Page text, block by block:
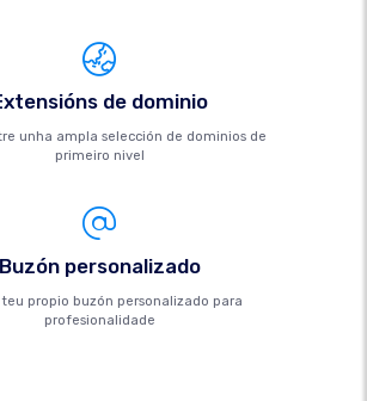
de dominio
unha ampla selección de dominios de
primeiro nivel
Buzón personalizado
teu propio buzón personalizado para
profesionalidade